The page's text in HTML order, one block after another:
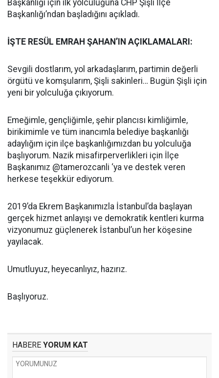
Başkanlığı için ilk yolculuğuna CHP Şişli İlçe
Başkanlığı’ndan başladığını açıkladı.
İŞTE RESÜL EMRAH ŞAHAN’IN AÇIKLAMALARI:
Sevgili dostlarım, yol arkadaşlarım, partimin değerli
örgütü ve komşularım, Şişli sakinleri… Bugün Şişli için
yeni bir yolculuğa çıkıyorum.
Emeğimle, gençliğimle, şehir plancısı kimliğimle,
birikimimle ve tüm inancımla belediye başkanlığı
adaylığım için ilçe başkanlığımızdan bu yolculuğa
başlıyorum. Nazik misafirperverlikleri için İlçe
Başkanımız @tamerozcanli ‘ya ve destek veren
herkese teşekkür ediyorum.
2019’da Ekrem Başkanımızla İstanbul’da başlayan
gerçek hizmet anlayışı ve demokratik kentleri kurma
vizyonumuz güçlenerek İstanbul’un her köşesine
yayılacak.
Umutluyuz, heyecanlıyız, hazırız.
Başlıyoruz.
HABERE YORUM KAT